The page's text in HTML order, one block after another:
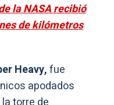
la NASA recibió
de kilómetros
Heavy,fue
apodados